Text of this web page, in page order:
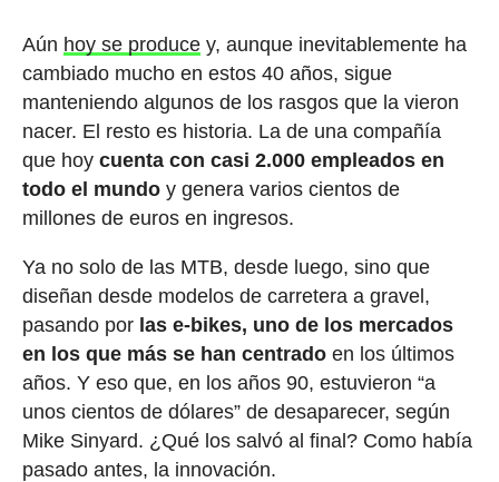
Aún hoy se producey, aunque inevitablemente ha
cambiado mucho en estos 40 años, sigue
manteniendo algunos de los rasgos que la vieron
nacer. El resto es historia. La de una compañía
que hoy cuenta con casi 2.000 empleados en
todo el mundoy genera varios cientos de
millones de euros en ingresos.
Ya no solo de las MTB, desde luego, sino que
diseñan desde modelos de carretera a gravel,
pasando por las e-bikes, uno de los mercados
en los que más se han centradoen los últimos
años. Y eso que, en los años 90, estuvieron “a
unos cientos de dólares” de desaparecer, según
Mike Sinyard. ¿Qué los salvó al final? Como había
pasado antes, la innovación.